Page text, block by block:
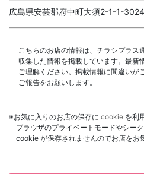
広島県安芸郡府中町大須2-1-1-3024
こちらのお店の情報は、チラシプラス
収集した情報を掲載しています。最新
ご理解ください。掲載情報に間違いが
ご報告をお願いします。
※お気に入りのお店の保存に cookie を利
ブラウザのプライベートモードやシー
cookie が保存されませんのでお店をお